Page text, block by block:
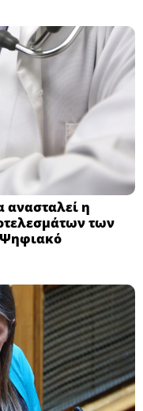
ανασταλεί η
των
Ψηφιακό